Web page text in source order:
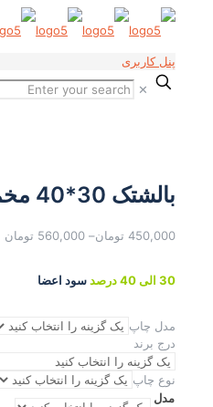
پنل کاربری
✕
بالشتک 30*40 مخمل
450,000 تومان–
560,000 تومان
30 الی 40 درصد سود اعضا
مدل چاپ
درج برند
نوع چاپ
مدل